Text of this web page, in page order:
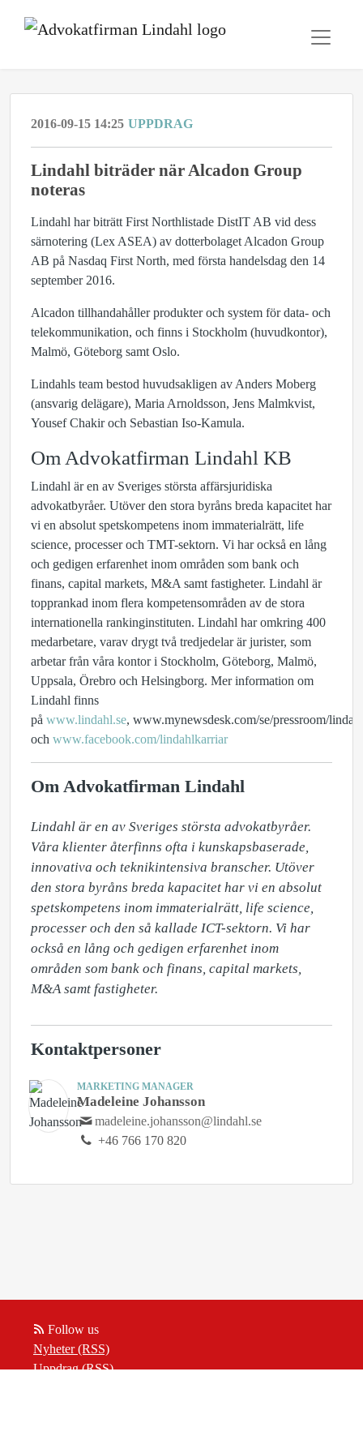
2016-09-15 14:25 UPPDRAG
Lindahl biträder när Alcadon Group
noteras
Lindahl har biträtt First Northlistade DistIT AB vid dess
särnotering (Lex ASEA) av dotterbolaget Alcadon Group
AB på Nasdaq First North, med första handelsdag den 14
september 2016.
Alcadon tillhandahåller produkter och system för data- och
telekommunikation, och finns i Stockholm (huvudkontor),
Malmö, Göteborg samt Oslo.
Lindahls team bestod huvudsakligen av Anders Moberg
(ansvarig delägare), Maria Arnoldsson, Jens Malmkvist,
Yousef Chakir och Sebastian Iso-Kamula.
Om Advokatfirman Lindahl KB
Lindahl är en av Sveriges största affärsjuridiska
advokatbyråer. Utöver den stora byråns breda kapacitet har
vi en absolut spetskompetens inom immaterialrätt, life
science, processer och TMT-sektorn. Vi har också en lång
och gedigen erfarenhet inom områden som bank och
finans, capital markets, M&A samt fastigheter. Lindahl är
topprankad inom flera kompetensområden av de stora
internationella rankinginstituten. Lindahl har omkring 400
medarbetare, varav drygt två tredjedelar är jurister, som
arbetar från våra kontor i Stockholm, Göteborg, Malmö,
Uppsala, Örebro och Helsingborg. Mer information om
Lindahl finns
på www.lindahl.se, www.mynewsdesk.com/se/pressroom/lindahl
och www.facebook.com/lindahlkarriar
Om Advokatfirman Lindahl
Lindahl är en av Sveriges största advokatbyråer.
Våra klienter återfinns ofta i kunskapsbaserade,
innovativa och teknikintensiva branscher. Utöver
den stora byråns breda kapacitet har vi en absolut
spetskompetens inom immaterialrätt, life science,
processer och den så kallade ICT-sektorn. Vi har
också en lång och gedigen erfarenhet inom
områden som bank och finans, capital markets,
M&A samt fastigheter.
Kontaktpersoner
MARKETING MANAGER
Madeleine Johansson
madeleine.johansson@lindahl.se
+46 766 170 820
Follow us
Nyheter (RSS)
Uppdrag (RSS)